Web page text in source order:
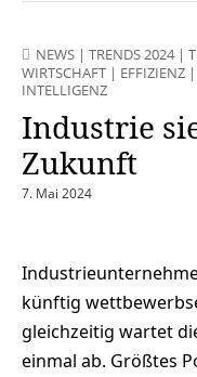
NEWS | TRENDS 2024|
WIRTSCHAFT | EFFIZIENZ |
INTELLIGENZ
Industrie
Zukunft
7. Mai 2024
künftig
gleichzeitig wartet
einmal ab. Größtes